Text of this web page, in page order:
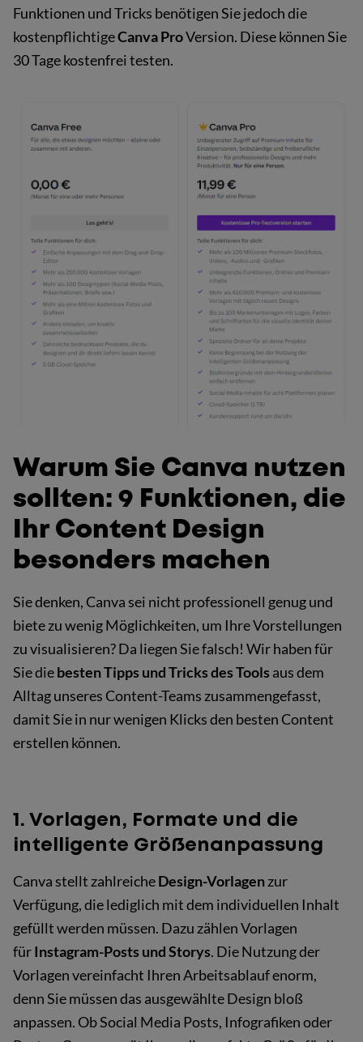
Funktionen und Tricks benötigen Sie jedoch die
kostenpflichtigeCanva ProVersion. Diese können Sie
30 Tage kostenfrei testen.
Warum Sie Canva nutzen
sollten: 9 Funktionen, die
Ihr Content Design
besonders machen
Sie denken, Canva sei nicht professionell genug und
biete zu wenig Möglichkeiten, um Ihre Vorstellungen
zu visualisieren? Da liegen Sie falsch! Wir haben für
Sie diebesten Tipps und Tricks des Tools aus dem
Alltag unseres Content-Teams zusammengefasst,
damit Sie in nur wenigen Klicks den besten Content
erstellen können.
1. Vorlagen, Formate und die
intelligente Größenanpassung
Canva stellt zahlreicheDesign-Vorlagenzur
Verfügung, die lediglich mit dem individuellen Inhalt
gefüllt werden müssen. Dazu zählen Vorlagen
fürInstagram-Posts und Storys. Die Nutzung der
Vorlagen vereinfacht Ihren Arbeitsablauf enorm,
denn Sie müssen das ausgewählte Design bloß
anpassen. Ob Social Media Posts, Infografiken oder